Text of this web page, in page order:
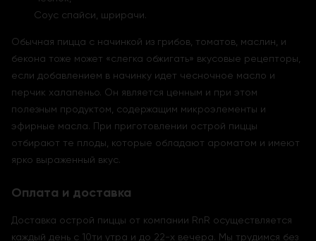
Соус спайси, шрирачи.
Обычная пицца с начинкой из грибов, томатов, маслин, и
бекона тоже может «слегка обжигать» вкусовые рецепторы,
если добавлением в начинку идет чесночное масло и
перчик халапеньо. Он является ценным и при этом
полезным продуктом, содержащим микроэлементы и
эфирные масла. При приготовлении острой пиццы
отбирают те плоды, которые обладают ароматом и имеют
ярко выраженный вкус.
Оплата и доставка
Доставка острой пиццы от компании RnR осуществляется
каждый день с 10ти утра и до 22-х вечера. Мы трудимся без